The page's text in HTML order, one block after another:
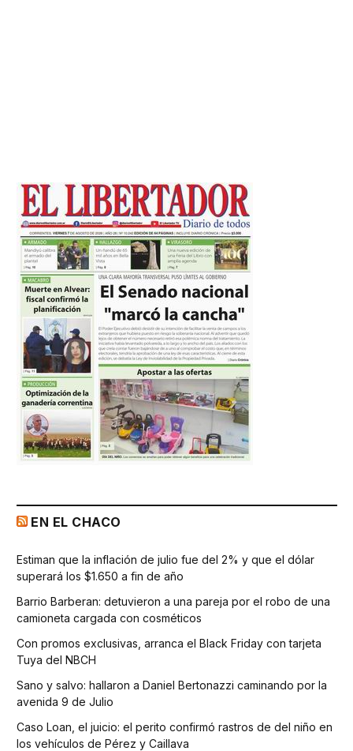
EN EL CHACO
Estiman que la inflación de julio fue del 2% y que el dólar
superará los $1.650 a fin de año
Barrio Barberan: detuvieron a una pareja por el robo de una
camioneta cargada con cosméticos
Con promos exclusivas, arranca el Black Friday con tarjeta
Tuya del NBCH
Sano y salvo: hallaron a Daniel Bertonazzi caminando por la
avenida 9 de Julio
Caso Loan, el juicio: el perito confirmó rastros de del niño en
los vehículos de Pérez y Caillava